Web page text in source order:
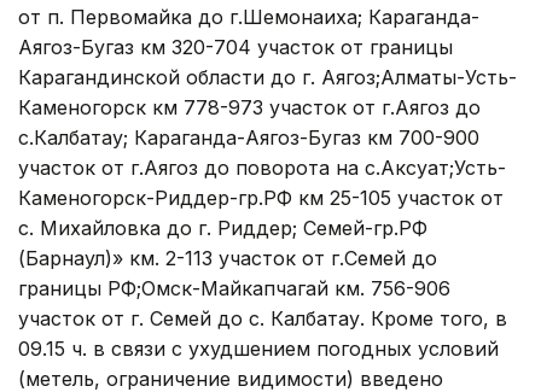
от п. Первомайка до г.Шемонаиха; Караганда-
Аягоз-Бугаз км 320-704 участок от границы
Карагандинской области до г. Аягоз;Алматы-Усть-
Каменогорск км 778-973 участок от г.Аягоз до
с.Калбатау; Караганда-Аягоз-Бугаз км 700-900
участок от г.Аягоз до поворота на с.Аксуат;Усть-
Каменогорск-Риддер-гр.РФ км 25-105 участок от
с. Михайловка до г. Риддер; Семей-гр.РФ
(Барнаул)» км. 2-113 участок от г.Семей до
границы РФ;Омск-Майкапчагай км. 756-906
участок от г. Семей до с. Калбатау. Кроме того, в
09.15 ч. в связи с ухудшением погодных условий
(метель, ограничение видимости) введено